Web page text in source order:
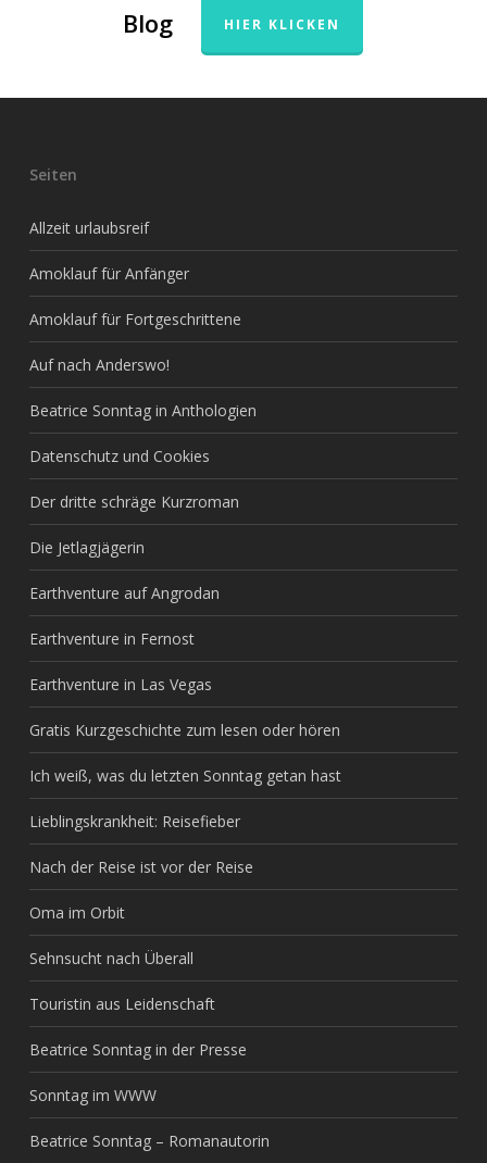
Blog HIER KLICKEN
Seiten
Allzeit urlaubsreif
Amoklauf für Anfänger
Amoklauf für Fortgeschrittene
Auf nach Anderswo!
Beatrice Sonntag in Anthologien
Datenschutz und Cookies
Der dritte schräge Kurzroman
Die Jetlagjägerin
Earthventure auf Angrodan
Earthventure in Fernost
Earthventure in Las Vegas
Gratis Kurzgeschichte zum lesen oder hören
Ich weiß, was du letzten Sonntag getan hast
Lieblingskrankheit: Reisefieber
Nach der Reise ist vor der Reise
Oma im Orbit
Sehnsucht nach Überall
Touristin aus Leidenschaft
Beatrice Sonntag in der Presse
Sonntag im WWW
Beatrice Sonntag – Romanautorin